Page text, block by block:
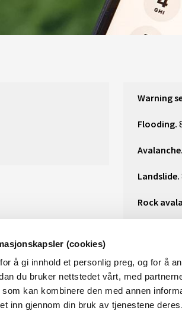
(cookies)
å gi innhold et personlig preg, og for å
du bruker nettstedet vårt, med
kan kombinere den med annen
inn gjennom din bruk av tjenestene deres.
Warning
Flooding.
Avalanche.
Landslide.
Rock
ABOUT NVE